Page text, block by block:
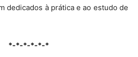
dedicados à prática e ao estudo de
*-*-*-*-*-*